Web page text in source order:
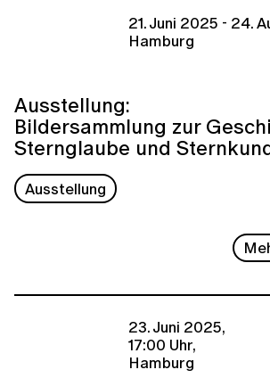
21. Juni 2025 - 24.
Hamburg
Ausstellung:
Bildersammlung zur
Sternglaube und
Ausstellung
23. Juni 2025,
17:00 Uhr,
Hamburg